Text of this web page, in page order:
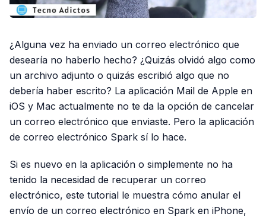
¿Alguna vez ha enviado un correo electrónico que
desearía no haberlo hecho? ¿Quizás olvidó algo como
un archivo adjunto o quizás escribió algo que no
debería haber escrito? La aplicación Mail de Apple en
iOS y Mac actualmente no te da la opción de cancelar
un correo electrónico que enviaste. Pero la aplicación
de correo electrónico Spark sí lo hace.
Si es nuevo en la aplicación o simplemente no ha
tenido la necesidad de recuperar un correo
electrónico, este tutorial le muestra cómo anular el
envío de un correo electrónico en Spark en iPhone,